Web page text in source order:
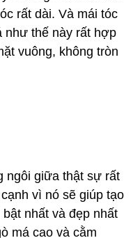
rất dài. Và mái tóc
như thế này rất hợp
vuông, không tròn
ngôi giữa thật sự rất
vì nó sẽ giúp tạo
nhất và đẹp nhất
má cao và cằm